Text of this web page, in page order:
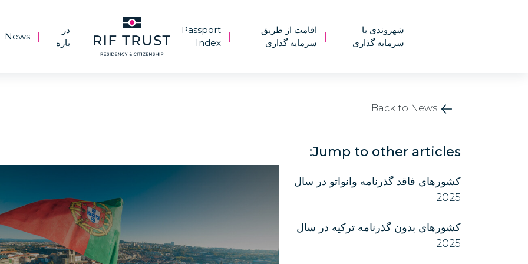
شهروندی با
سرمایه گذاری
اقامت از طریق
سرمایه گذاری
Passport
Index
در
باره
News
Jump to other articles:
کشورهای فاقد گذرنامه وانواتو در سال
2025
کشورهای بدون گذرنامه ترکیه در سال
2025